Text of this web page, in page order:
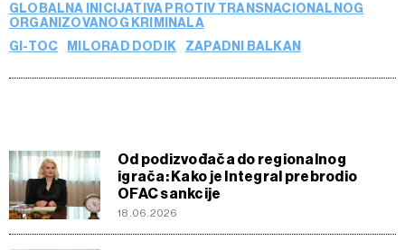
GLOBALNA INICIJATIVA PROTIV TRANSNACIONALNOG
ORGANIZOVANOG KRIMINALA
GI-TOC
MILORAD DODIK ZAPADNI BALKAN
Od podizvođača do regionalnog
igrača: Kako je Integral prebrodio
OFAC sankcije
18.06.2026